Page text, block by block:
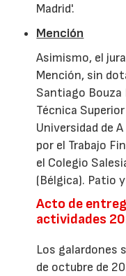
Madrid'.
Mención
Asimismo, el
Mención, sin
Santiago Bouza
Técnica
Universidad de
por el Trabajo
el Colegio
(Bélgica). Patio
Acto de
actividades
Los galardones
de octubre de